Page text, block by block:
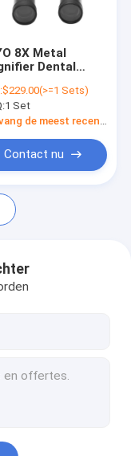
8X Metal
Dental
Dental
Binocular
$229.00(>=1 Sets)
1 Set
Ontvang de meest recente Prijs
Contact nu